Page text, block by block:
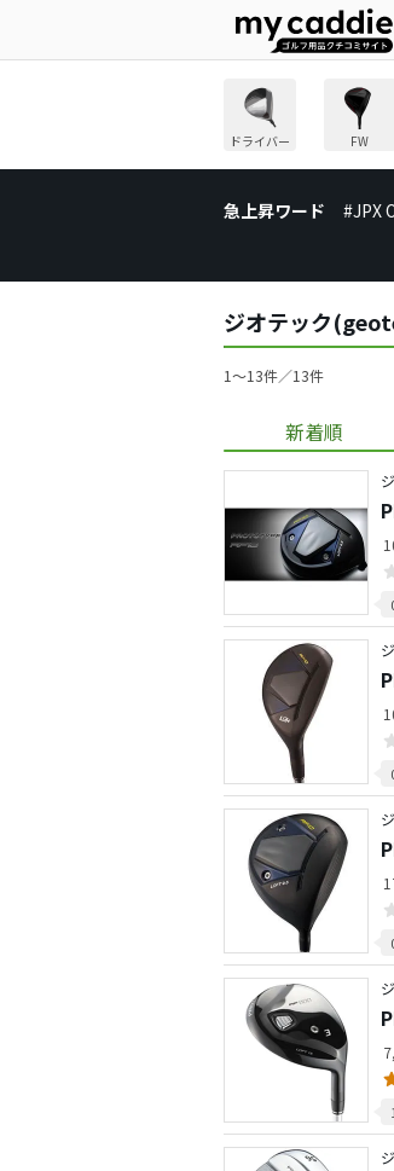
ドライバー FW
急上昇ワード #JPX
ジオテック
1〜13件／13件
新着順